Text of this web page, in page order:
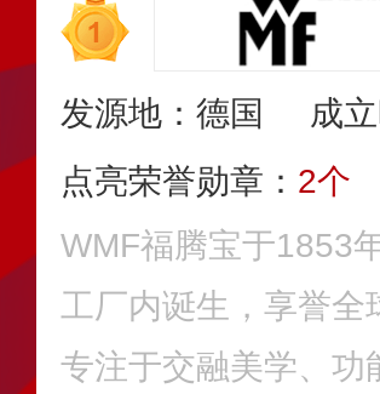
发源地：德国
成
点亮荣誉勋章： 2个
WMF福腾宝于1853
工厂内诞生，享誉
专注于交融美学、功